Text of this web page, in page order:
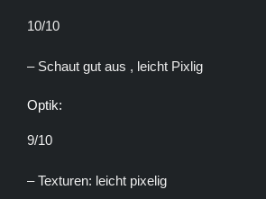
10/10
– Schaut gut aus , leicht Pixlig
Optik:
9/10
– Texturen: leicht pixelig